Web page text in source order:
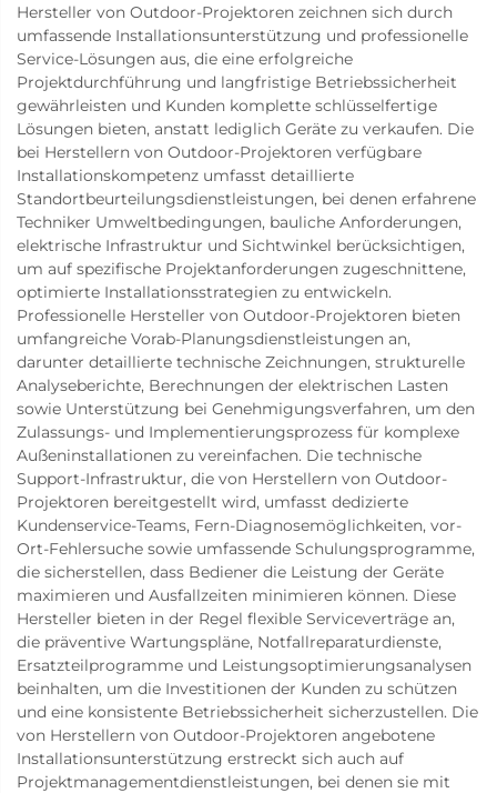
Hersteller von Outdoor-Projektoren zeichnen sich durch
umfassende Installationsunterstützung und professionelle
Service-Lösungen aus, die eine erfolgreiche
Projektdurchführung und langfristige Betriebssicherheit
gewährleisten und Kunden komplette schlüsselfertige
Lösungen bieten, anstatt lediglich Geräte zu verkaufen. Die
bei Herstellern von Outdoor-Projektoren verfügbare
Installationskompetenz umfasst detaillierte
Standortbeurteilungsdienstleistungen, bei denen erfahrene
Techniker Umweltbedingungen, bauliche Anforderungen,
elektrische Infrastruktur und Sichtwinkel berücksichtigen,
um auf spezifische Projektanforderungen zugeschnittene,
optimierte Installationsstrategien zu entwickeln.
Professionelle Hersteller von Outdoor-Projektoren bieten
umfangreiche Vorab-Planungsdienstleistungen an,
darunter detaillierte technische Zeichnungen, strukturelle
Analyseberichte, Berechnungen der elektrischen Lasten
sowie Unterstützung bei Genehmigungsverfahren, um den
Zulassungs- und Implementierungsprozess für komplexe
Außeninstallationen zu vereinfachen. Die technische
Support-Infrastruktur, die von Herstellern von Outdoor-
Projektoren bereitgestellt wird, umfasst dedizierte
Kundenservice-Teams, Fern-Diagnosemöglichkeiten, vor-
Ort-Fehlersuche sowie umfassende Schulungsprogramme,
die sicherstellen, dass Bediener die Leistung der Geräte
maximieren und Ausfallzeiten minimieren können. Diese
Hersteller bieten in der Regel flexible Serviceverträge an,
die präventive Wartungspläne, Notfallreparaturdienste,
Ersatzteilprogramme und Leistungsoptimierungsanalysen
beinhalten, um die Investitionen der Kunden zu schützen
und eine konsistente Betriebssicherheit sicherzustellen. Die
von Herstellern von Outdoor-Projektoren angebotene
Installationsunterstützung erstreckt sich auch auf
Projektmanagementdienstleistungen, bei denen sie mit